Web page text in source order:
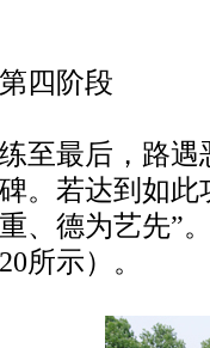
第四阶段
练至最后，路遇
碑。若达到如此
重、德为艺先”
20所示）。